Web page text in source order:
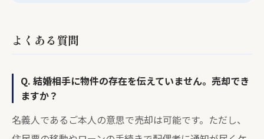
よくある質問
Q. 結婚相手に物件の存在を伝えていません。売却でき
ますか？
名義人であるご本人の意思で売却は可能です。ただし、